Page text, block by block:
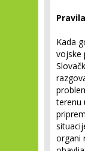
Kada
vojske
terenu
organi